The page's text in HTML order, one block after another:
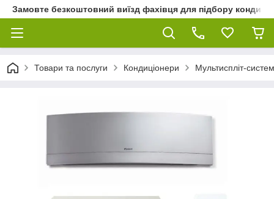
Замовте безкоштовний виїзд фахівця для підбору
Товари та послуги Кондиціонери Мультиспліт-